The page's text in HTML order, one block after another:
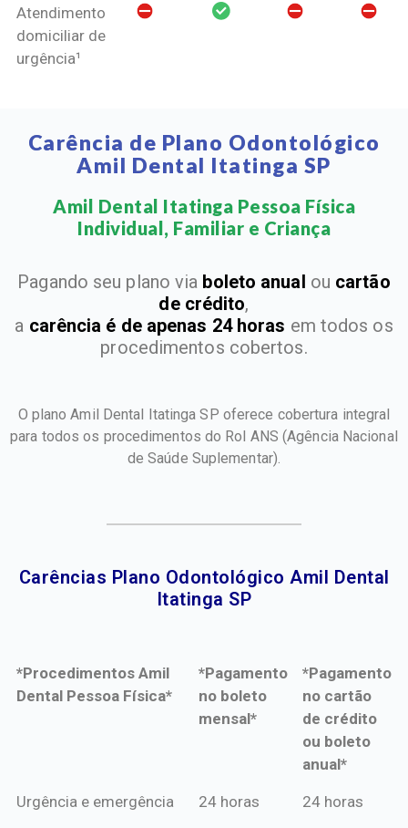
Atendimento
domiciliar de
urgência¹
Carência de Plano Odontológico
Amil Dental Itatinga SP
Amil Dental Itatinga Pessoa Física
Individual, Familiar e Criança​
Pagando seu plano via boleto anual ou cartão
de crédito,
a carência é de apenas 24 horas em todos os
procedimentos cobertos.
O plano Amil Dental Itatinga SP oferece cobertura integral
para todos os procedimentos do Rol ANS(Agência Nacional
de Saúde Suplementar).
Carências Plano Odontológico Amil Dental
Itatinga SP​
*Procedimentos Amil
Dental Pessoa Física*
*Pagamento
no boleto
mensal*
*Pagamento
no cartão
de crédito
ou boleto
anual*
*Procedimentos Amil
*Pagamento
*Pagamento
Urgência e emergência 24 horas 24 horas